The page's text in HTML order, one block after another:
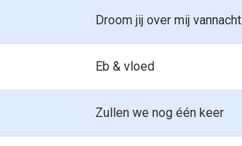
Droom jij over mij vannacht
Eb & vloed
Zullen we nog één keer